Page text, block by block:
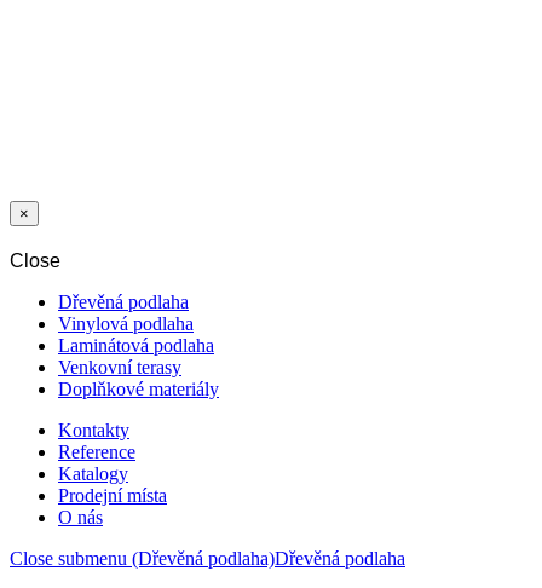
×
Close
Dřevěná podlaha
Vinylová podlaha
Laminátová podlaha
Venkovní terasy
Doplňkové materiály
Kontakty
Reference
Katalogy
Prodejní místa
O nás
Close submenu (Dřevěná podlaha)Dřevěná podlaha